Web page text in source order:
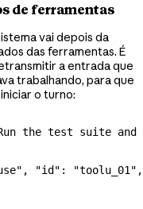
de ferramentas
vai depois da
das ferramentas. É
a entrada que
trabalhando, para que
o turno:
the test suite
, "id" : "toolu_01"